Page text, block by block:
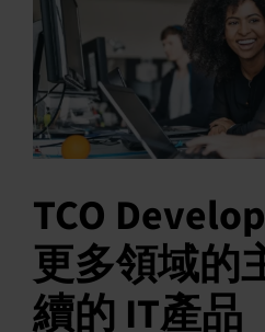
道路地
Product
通訊
我的
搜索
中文 (繁
TCO
更多領域的
續的 IT產品